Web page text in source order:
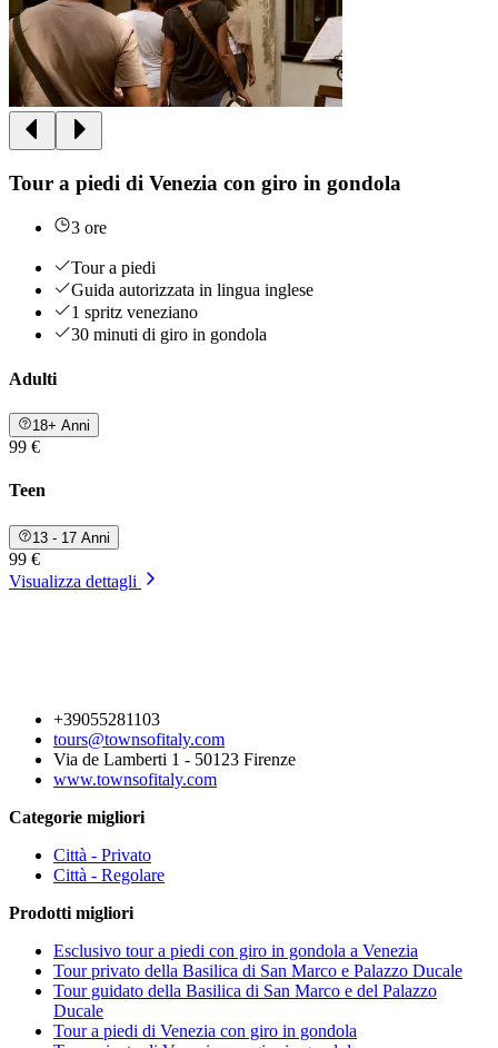
Tour a piedi di Venezia con giro in gondola
3 ore
Tour a piedi
Guida autorizzata in lingua inglese
1 spritz veneziano
30 minuti di giro in gondola
Adulti
18+ Anni
99 €
Teen
13 - 17 Anni
99 €
Visualizza dettagli
+39055281103
tours@townsofitaly.com
Via de Lamberti 1 - 50123 Firenze
www.townsofitaly.com
Categorie migliori
Città - Privato
Città - Regolare
Prodotti migliori
Esclusivo tour a piedi con giro in gondola a Venezia
Tour privato della Basilica di San Marco e Palazzo Ducale
Tour guidato della Basilica di San Marco e del Palazzo
Ducale
Tour a piedi di Venezia con giro in gondola